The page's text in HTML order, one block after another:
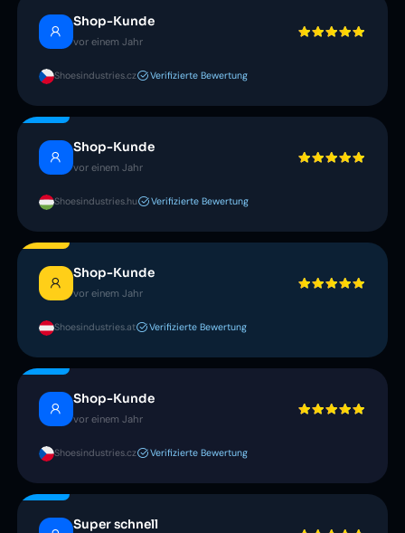
Shop-Kunde
vor einem Jahr
Shoesindustries.cz Verifizierte Bewertung
Shop-Kunde
vor einem Jahr
Shoesindustries.hu Verifizierte Bewertung
Shop-Kunde
vor einem Jahr
Shoesindustries.at Verifizierte Bewertung
Shop-Kunde
vor einem Jahr
Shoesindustries.cz Verifizierte Bewertung
Super schnell